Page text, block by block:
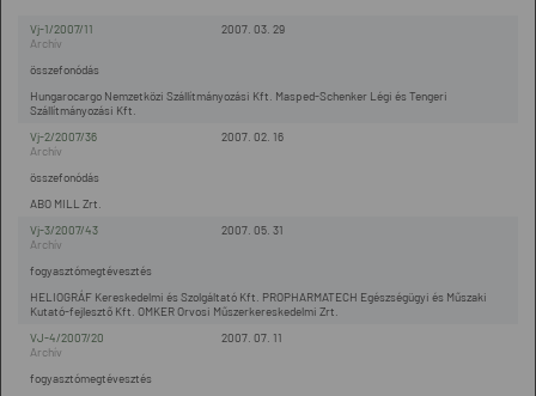
2007. 03. 29
Vj-1/2007/11
Hungarocargo Nemzetközi Szállítmányozási Kft. Masped-Schenker Légi és Tengeri
Szállítmányozási Kft.
összefonódás
2007. 02. 16
Vj-2/2007/36
ABO MILL Zrt.
összefonódás
2007. 05. 31
Vj-3/2007/43
HELIOGRÁF Kereskedelmi és Szolgáltató Kft. PROPHARMATECH Egészségügyi és Műszaki
Kutató-fejlesztő Kft. OMKER Orvosi Műszerkereskedelmi Zrt.
fogyasztómegtévesztés
2007. 07. 11
VJ-4/2007/20
fogyasztómegtévesztés